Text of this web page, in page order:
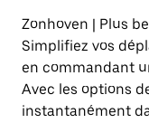
Zonhoven | Plus
Simplifiez vos
en commandant
Avec les options
instantanément